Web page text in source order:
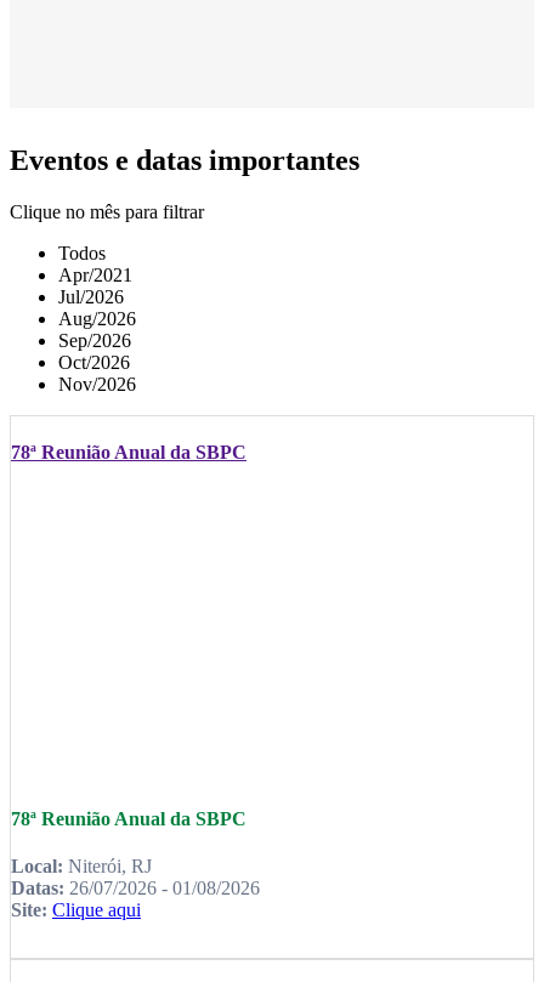
Eventos e datas importantes
Clique no mês para filtrar
Todos
Apr/2021
Jul/2026
Aug/2026
Sep/2026
Oct/2026
Nov/2026
78ª Reunião Anual da SBPC
78ª Reunião Anual da SBPC
Local: Niterói, RJ
Datas: 26/07/2026 - 01/08/2026
Site: Clique aqui